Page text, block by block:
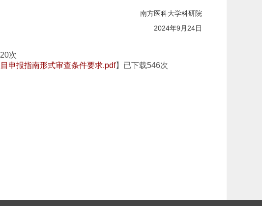
南方医科大学科研院
2024年9 月 24日
次
申报指南形式审查条件要求.pdf】已下载546次